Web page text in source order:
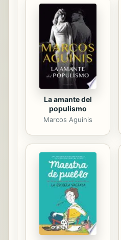
La amante del
populismo
Marcos Aguinis